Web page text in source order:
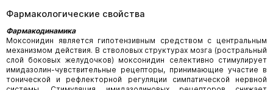
Фармакологические свойства
Фармакодинамика
Моксонидин является гипотензивным средством с центральным
механизмом действия. В стволовых структурах мозга (ростральный
слой боковых желудочков) моксонидин селективно стимулирует
имидазолин-чувствительные рецепторы, принимающие участие в
тонической и рефлекторной регуляции симпатической нервной